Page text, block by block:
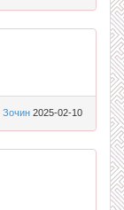
Зочин 2025-02-10